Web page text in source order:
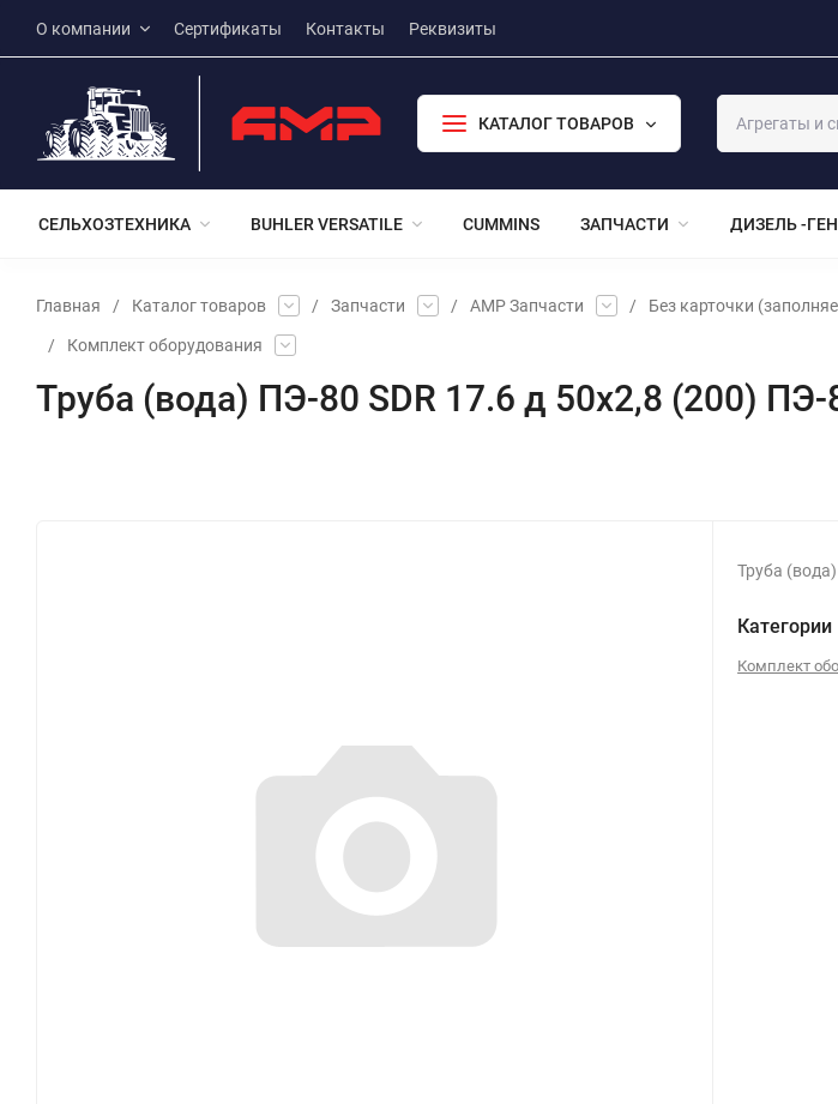
О компании Сертификаты Контакты Реквизиты
КАТАЛОГ ТОВАРОВ
СЕЛЬХОЗТЕХНИКА BUHLER VERSATILE CUMMINS ЗАПЧАСТИ ДИЗЕЛЬ -
Главная / Каталог товаров / Запчасти / АМР Запчасти / Без карточки
/ Комплект оборудования
Труба (вода) ПЭ-80 SDR 17.6 д 50х2,8 (200) ПЭ-
Труба
Категории
Комплект